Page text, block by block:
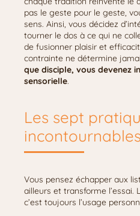
pas le geste pour le geste,
sens. Ainsi, vous décidez
tourner le dos à ce qui ne
de fusionner plaisir et
contrainte ne détermine
que disciple, vous devenez
sensorielle.
Les sept
Vous pensez échapper aux
ailleurs et transforme l’essai.
c’est toujours l’usage